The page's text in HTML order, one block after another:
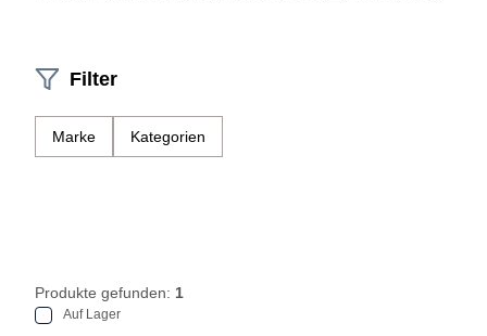
Filter
Marke Kategorien
Produkte gefunden: 1
Auf Lager